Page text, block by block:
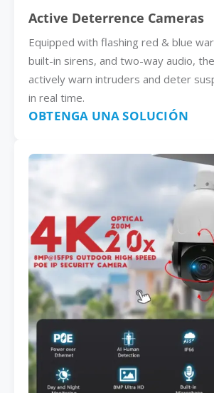
Active Deterrence Cameras
Equipped with flashing red & blue
built-in sirens, and two-way audio,
actively warn intruders and deter
in real time.
OBTENGA UNA SOLUCIÓN